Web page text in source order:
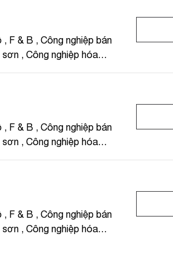
, F & B , Công nghiệp bán
sơn , Công nghiệp hóa
, F & B , Công nghiệp bán
sơn , Công nghiệp hóa
, F & B , Công nghiệp bán
sơn , Công nghiệp hóa